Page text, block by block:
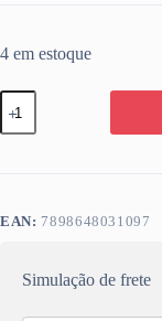
4 em estoque
RALO
PROTETOR
PVC
EAN: 7898648031097
Simulação de frete